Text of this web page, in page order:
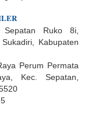
Ruko 8i,
Kabupaten
Perum Permata
Kec. Sepatan,